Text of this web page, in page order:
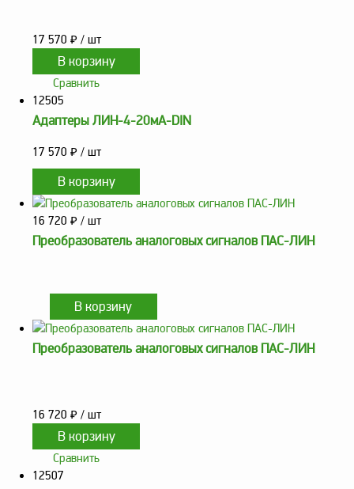
17 570 ₽ / шт
Сравнить
12505
Адаптеры ЛИН-4-20мА-DIN
17 570 ₽ / шт
16 720 ₽ / шт
Преобразователь аналоговых сигналов ПАС-ЛИН
Преобразователь аналоговых сигналов ПАС-ЛИН
16 720 ₽ / шт
Сравнить
12507